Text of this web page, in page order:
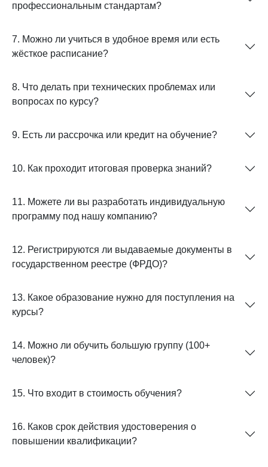
профессиональным стандартам?
7. Можно ли учиться в удобное время или есть
жёсткое расписание?
8. Что делать при технических проблемах или
вопросах по курсу?
9. Есть ли рассрочка или кредит на обучение?
10. Как проходит итоговая проверка знаний?
11. Можете ли вы разработать индивидуальную
программу под нашу компанию?
12. Регистрируются ли выдаваемые документы в
государственном реестре (ФРДО)?
13. Какое образование нужно для поступления на
курсы?
14. Можно ли обучить большую группу (100+
человек)?
15. Что входит в стоимость обучения?
16. Каков срок действия удостоверения о
повышении квалификации?